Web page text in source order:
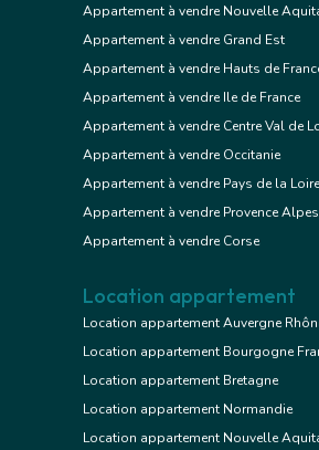
Appartement à vendre Nouvelle
Appartement à vendre Grand Est
Appartement à vendre Hauts de
Appartement à vendre Ile de France
Appartement à vendre Centre Val de
Appartement à vendre Occitanie
Appartement à vendre Pays de la Loire
Appartement à vendre Provence
Appartement à vendre Corse
Location appartement
Location appartement Auvergne
Location appartement Bourgogne
Location appartement Bretagne
Location appartement Normandie
Location appartement Nouvelle